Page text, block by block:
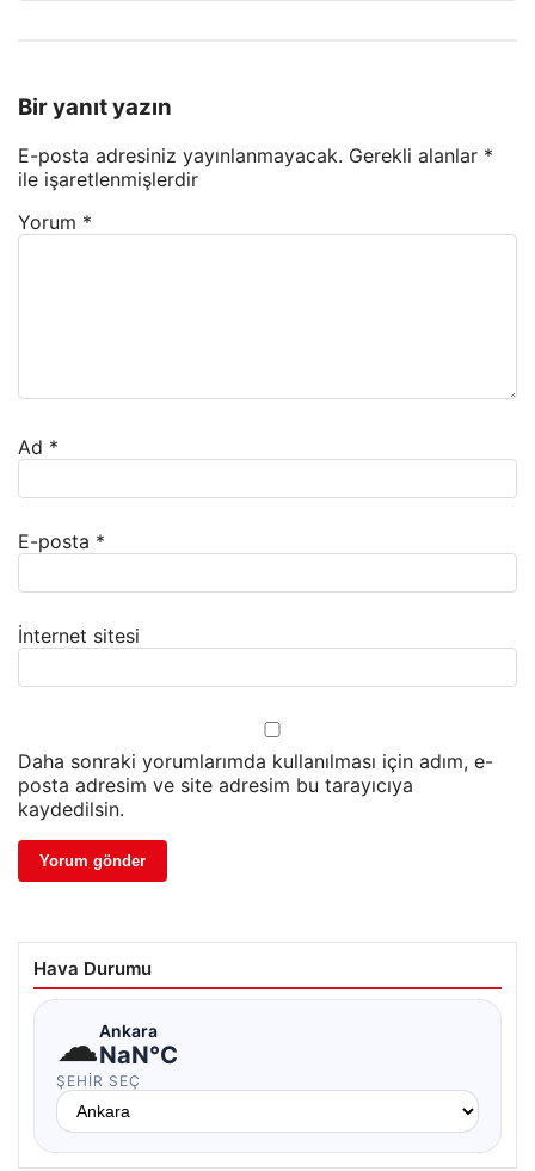
Bir yanıt yazın
E-posta adresiniz yayınlanmayacak. Gerekli alanlar *
ile işaretlenmişlerdir
Yorum *
Ad *
E-posta *
İnternet sitesi
Daha sonraki yorumlarımda kullanılması için adım, e-
posta adresim ve site adresim bu tarayıcıya
kaydedilsin.
Hava Durumu
☁Ankara
NaN°C
ŞEHIR SEÇ